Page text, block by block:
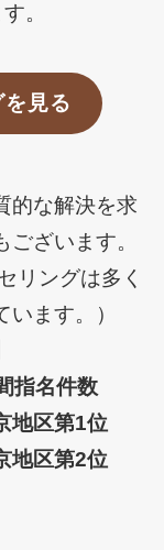
。
見る
的な解決を求
ございます。
リングは多く
ます。）
指名件数
地区第1位
地区第2位